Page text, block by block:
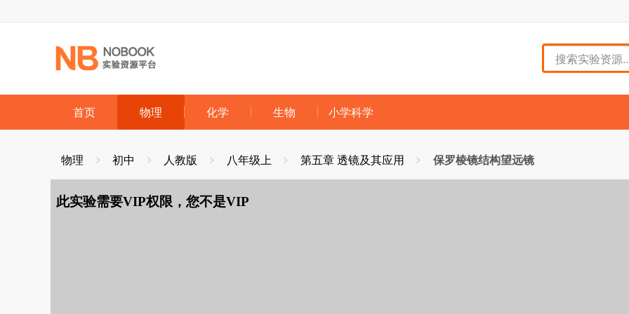
首页 物理 化学 生物 小学科学
物理 初中 人教版 八年级上 第五章 透镜及其应用 保罗棱镜结构望远镜